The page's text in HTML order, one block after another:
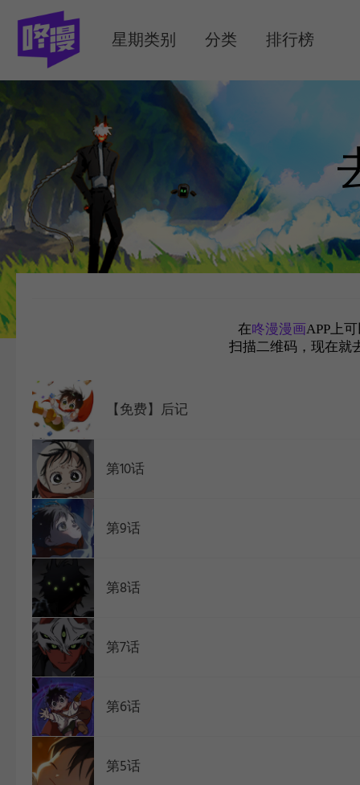
WEBTOON
星期类别 分类 排行榜
在咚漫漫画APP上
扫描二维码，现在就
【免费】后记
第10话
第9话
第8话
第7话
第6话
第5话